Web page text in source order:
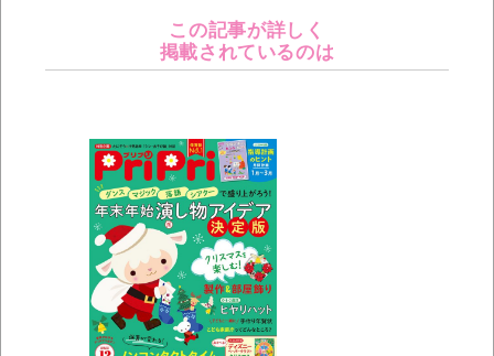
この記事が詳しく
掲載されているのは